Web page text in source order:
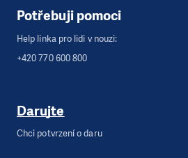
Potřebuji pomoci
Help linka pro lidi v nouzi:
+420 770 600 800
Darujte
Chci potvrzení o daru